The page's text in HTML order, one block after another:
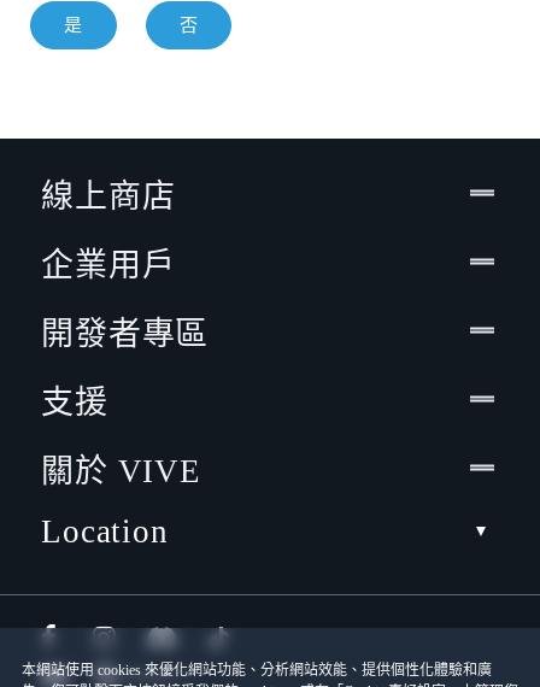
是 否
本網站使用 cookies 來優化網站功能、分析網站效能、提供個性化體驗和廣
線上商店
企業用戶
開發者專區
支援
關於 VIVE
Location